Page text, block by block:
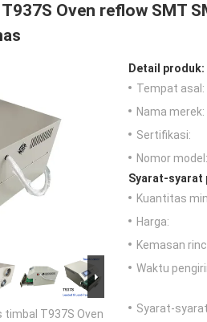
Oven reflow SMT
timbal T937S Oven
Detail produk:
Tempat asal:
Nama merek:
Sertifikasi:
Nomor model:
Syarat-syarat
Kuantitas
Harga:
Kemasan
Waktu
Syarat-